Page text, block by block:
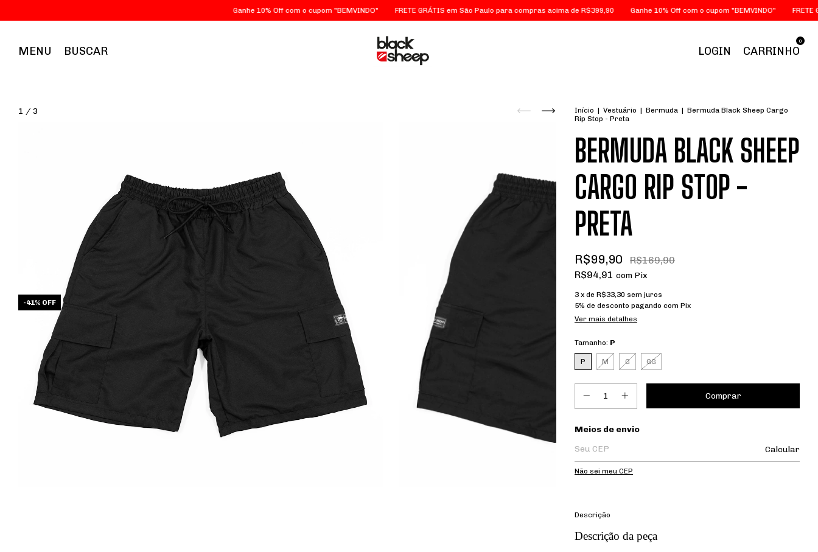
Ganhe 10% Off com o cupom "BEMVINDO" FRETE GRÁTIS em São Paulo para compras acima de R$399,90 Ganhe 10% Off com o cupom "BEMVINDO" FRETE
MENU BUSCAR LOGIN CARRINHO
0
1 / 3
-41% OFF
Início | Vestuário | Bermuda | Bermuda Black Sheep Cargo
Rip Stop - Preta
BERMUDA BLACK SHEEP
CARGO RIP STOP -
PRETA
R$99,90
R$169,90
R$94,91 com Pix
3 x de R$33,30 sem juros
5% de desconto pagando com Pix
Ver mais detalhes
Tamanho: P
P M G GG
Entregas para o CEP:
Meios de envio
Calcular
Não sei meu CEP
Descrição
Descrição da peça